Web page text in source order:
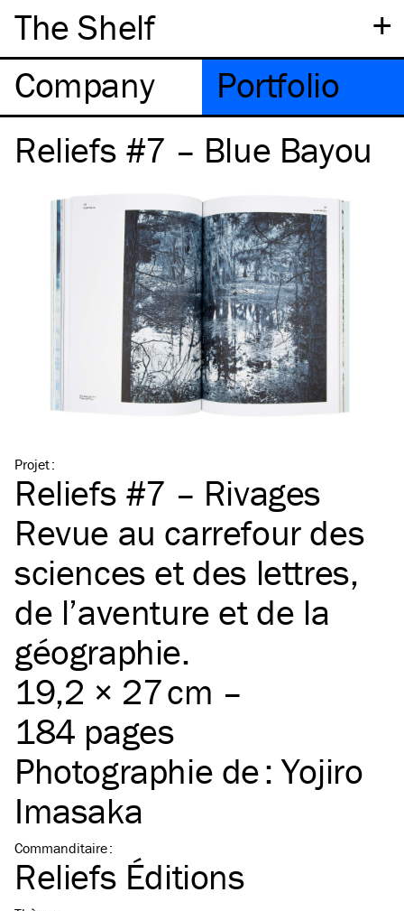
+
The Shelf
Company
Portfolio
Reliefs #7 – Blue Bayou
Projet:
Reliefs #7 – Rivages
Revue au carrefour des
sciences et des lettres,
de l’aventure et de la
géographie.
19,2 × 27 cm –
184 pages
Photographie de :Yojiro
Imasaka
Commanditaire:
Reliefs Éditions